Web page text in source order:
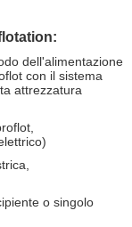
dell'alimentazione
con il sistema
attrezzatura
o singolo